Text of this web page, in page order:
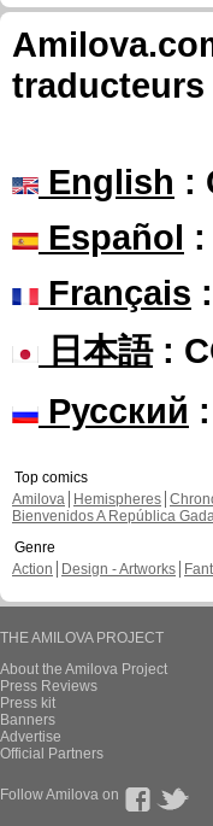
English :
Español :
Français
日本語:
Русский
Top comics
Amilova
Hemispheres
Bienvenidos A República
Genre
Action
Design - Artworks
THE AMILOVA PROJECT
About the Amilova Project
Press Reviews
Press kit
Banners
Advertise
Official Partners
Follow Amilova on